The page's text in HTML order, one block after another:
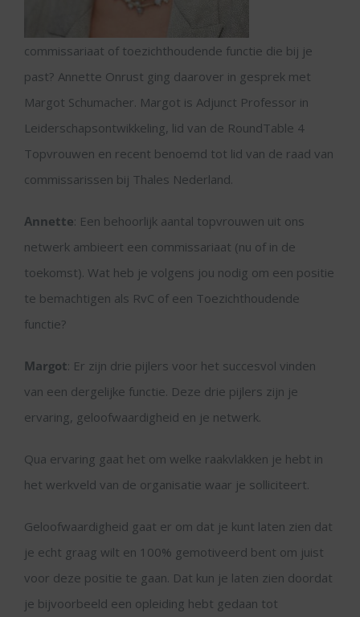
commissariaat of toezichthoudende functie die bij je
past? Annette Onrust ging daarover in gesprek met
Margot Schumacher. Margot is Adjunct Professor in
Leiderschapsontwikkeling, lid van de RoundTable 4
Topvrouwen en recent benoemd tot lid van de raad van
commissarissen bij Thales Nederland.
Annette: Een behoorlijk aantal topvrouwen uit ons
netwerk ambieert een commissariaat (nu of in de
toekomst). Wat heb je volgens jou nodig om een positie
te bemachtigen als RvC of een Toezichthoudende
functie?
Margot: Er zijn drie pijlers voor het succesvol vinden
van een dergelijke functie. Deze drie pijlers zijn je
ervaring, geloofwaardigheid en je netwerk.
Qua ervaring gaat het om welke raakvlakken je hebt in
het werkveld van de organisatie waar je solliciteert.
Geloofwaardigheid gaat er om dat je kunt laten zien dat
je echt graag wilt en 100% gemotiveerd bent om juist
voor deze positie te gaan. Dat kun je laten zien doordat
je bijvoorbeeld een opleiding hebt gedaan tot